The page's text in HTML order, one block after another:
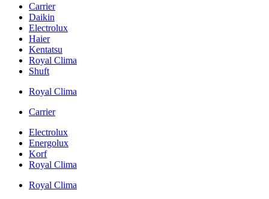
Carrier
Daikin
Electrolux
Haier
Kentatsu
Royal Clima
Shuft
Royal Clima
Carrier
Electrolux
Energolux
Korf
Royal Clima
Royal Clima